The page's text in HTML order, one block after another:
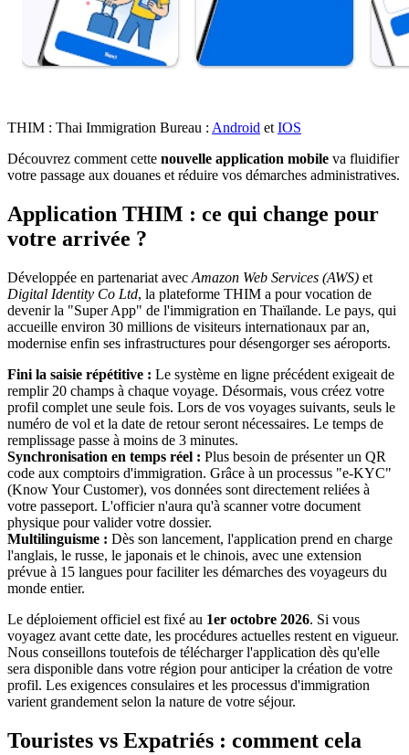
THIM : Thai Immigration Bureau : Android etIOS
Découvrez comment cette nouvelle application mobile va fluidifier
votre passage aux douanes et réduire vos démarches administratives.
Application THIM : ce qui change pour
votre arrivée ?
Développée en partenariat avec Amazon Web Services (AWS) et
Digital Identity Co Ltd, la plateforme THIM a pour vocation de
devenir la "Super App" de l'immigration en Thaïlande. Le pays, qui
accueille environ 30 millions de visiteurs internationaux par an,
modernise enfin ses infrastructures pour désengorger ses aéroports.
Fini la saisie répétitive : Le système en ligne précédent exigeait de
remplir 20 champs à chaque voyage. Désormais, vous créez votre
profil complet une seule fois. Lors de vos voyages suivants, seuls le
numéro de vol et la date de retour seront nécessaires. Le temps de
remplissage passe à moins de 3 minutes.
Synchronisation en temps réel : Plus besoin de présenter un QR
code aux comptoirs d'immigration. Grâce à un processus "e-KYC"
(Know Your Customer), vos données sont directement reliées à
votre passeport. L'officier n'aura qu'à scanner votre document
physique pour valider votre dossier.
Multilinguisme : Dès son lancement, l'application prend en charge
l'anglais, le russe, le japonais et le chinois, avec une extension
prévue à 15 langues pour faciliter les démarches des voyageurs du
monde entier.
Le déploiement officiel est fixé au 1er octobre 2026. Si vous
voyagez avant cette date, les procédures actuelles restent en vigueur.
Nous conseillons toutefois de télécharger l'application dès qu'elle
sera disponible dans votre région pour anticiper la création de votre
profil. Les exigences consulaires et les processus d'immigration
varient grandement selon la nature de votre séjour.
Touristes vs Expatriés : comment cela